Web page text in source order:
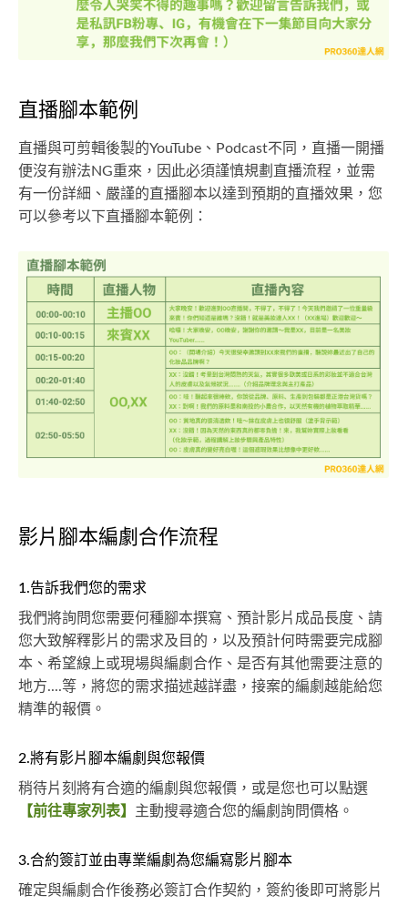
直播腳本範例
直播與可剪輯後製的YouTube、Podcast不同，直播一開播
便沒有辦法NG重來，因此必須謹慎規劃直播流程，並需
有一份詳細、嚴謹的直播腳本以達到預期的直播效果，您
可以參考以下直播腳本範例：
影片腳本編劇合作流程
1.告訴我們您的需求
我們將詢問您需要何種腳本撰寫、預計影片成品長度、請
您大致解釋影片的需求及目的，以及預計何時需要完成腳
本、希望線上或現場與編劇合作、是否有其他需要注意的
地方....等，將您的需求描述越詳盡，接案的編劇越能給您
精準的報價。
2.將有影片腳本編劇與您報價
稍待片刻將有合適的編劇與您報價，或是您也可以點選
【前往專家列表】 主動搜尋適合您的編劇詢問價格。
3.合約簽訂並由專業編劇為您編寫影片腳本
確定與編劇合作後務必簽訂合作契約，簽約後即可將影片